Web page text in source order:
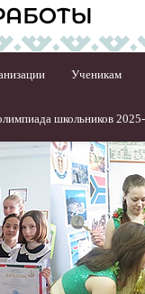
Ученикам
школьников